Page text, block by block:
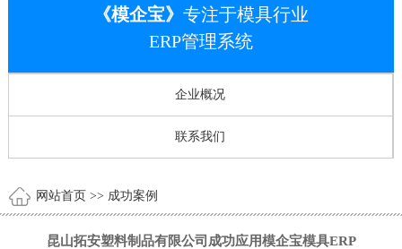
《模企宝》 专注于模具行业
ERP管理系统
企业概况
联系我们
网站首页 >> 成功案例
昆山拓安塑料制品有限公司成功应用模企宝模具ERP